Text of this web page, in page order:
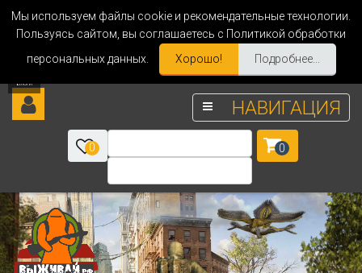
Мы используем файлы cookie и рекомендательные технологии.
Пользуясь сайтом, вы соглашаетесь с Политикой обработки
персональных данных.
Хорошо! Подробнее...
НАВИГАЦИЯ
0 0